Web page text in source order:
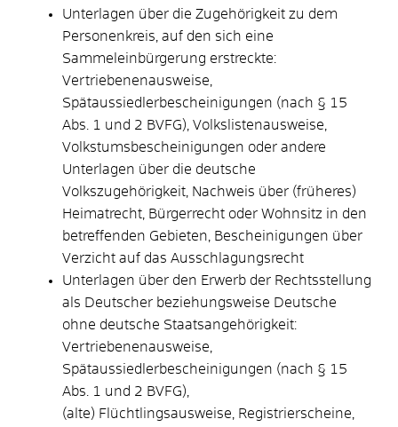
Unterlagen über die Zugehörigkeit zu dem
Personenkreis, auf den sich eine
Sammeleinbürgerung erstreckte:
Vertriebenenausweise,
Spätaussiedlerbescheinigungen (nach § 15
Abs. 1 und 2 BVFG), Volkslistenausweise,
Volkstumsbescheinigungen oder andere
Unterlagen über die deutsche
Volkszugehörigkeit, Nachweis über (früheres)
Heimatrecht, Bürgerrecht oder Wohnsitz in den
betreffenden Gebieten, Bescheinigungen über
Verzicht auf das Ausschlagungsrecht
Unterlagen über den Erwerb der Rechtsstellung
als Deutscher beziehungsweise Deutsche
ohne deutsche Staatsangehörigkeit:
Vertriebenenausweise,
Spätaussiedlerbescheinigungen (nach § 15
Abs. 1 und 2 BVFG),
(alte) Flüchtlingsausweise, Registrierscheine,